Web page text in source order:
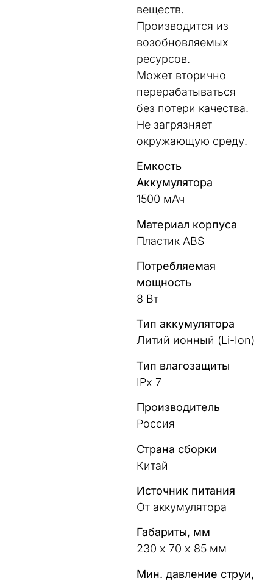
веществ.
Производится из
возобновляемых
ресурсов.
Может вторично
перерабатываться
без потери качества.
Не загрязняет
окружающую среду.
Емкость
Аккумулятора
1500 мАч
Материал корпуса
Пластик ABS
Потребляемая
мощность
8 Вт
Тип аккумулятора
Литий ионный (Li-Ion)
Тип влагозащиты
IPx 7
Производитель
Россия
Страна сборки
Китай
Источник питания
От аккумулятора
Габариты, мм
230 х 70 х 85 мм
Мин. давление струи,